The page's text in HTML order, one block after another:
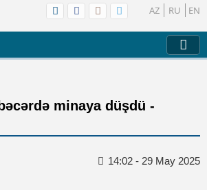
AZ RU EN
minaya düşdü -
14:02 - 29 May 2025